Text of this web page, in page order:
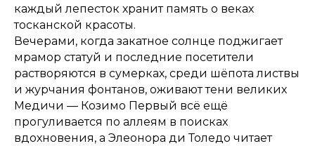
каждый лепесток хранит память о веках
тосканской красоты.
Вечерами, когда закатное солнце поджигает
мрамор статуй и последние посетители
растворяются в сумерках, среди шёпота листвы
и журчания фонтанов, оживают тени великих
Медичи — Козимо Первый всё ещё
прогуливается по аллеям в поисках
вдохновения, а Элеонора ди Толедо читает